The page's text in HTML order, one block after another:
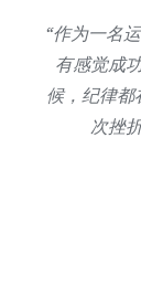
“作为一名
有感觉成
候，纪律都
次挫